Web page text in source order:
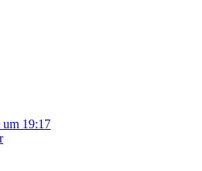
um 19:17